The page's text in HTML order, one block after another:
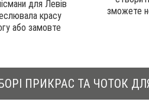
для Левів
красу
або замовте
зможете
ПРИКРАС ТА ЧОТОК